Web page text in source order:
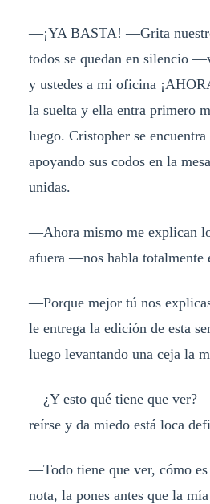
—¡YA BASTA! —Grita
todos se quedan en silencio
y ustedes a mi oficina
la suelta y ella entra primero
luego. Cristopher se
apoyando sus codos en la
unidas.
—Ahora mismo me explican
afuera —nos habla totalmente
—Porque mejor tú nos
le entrega la edición de esta
luego levantando una ceja la
—¿Y esto qué tiene que ver?
reírse y da miedo está loca
—Todo tiene que ver, cómo es
nota, la pones antes que la